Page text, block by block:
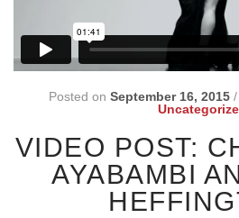
Posted on September 16, 2015 /
VIDEO POST:
AYABAMBI